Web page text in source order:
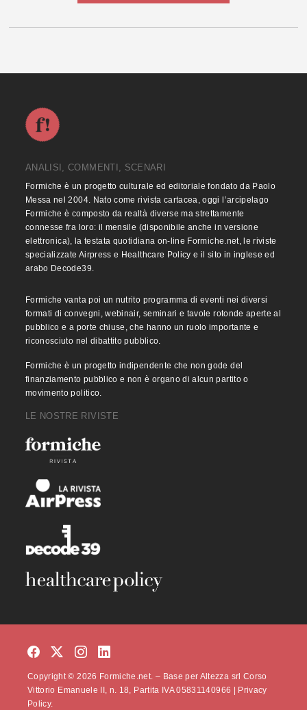
ANALISI, COMMENTI, SCENARI
Formiche è un progetto culturale ed editoriale fondato da Paolo
Messa nel 2004. Nato come rivista cartacea, oggi l’arcipelago
Formiche è composto da realtà diverse ma strettamente
connesse fra loro: il mensile (disponibile anche in versione
elettronica), la testata quotidiana on-line Formiche.net, le riviste
specializzate Airpress e Healthcare Policy e il sito in inglese ed
arabo Decode39.
Formiche vanta poi un nutrito programma di eventi nei diversi
formati di convegni, webinair, seminari e tavole rotonde aperte al
pubblico e a porte chiuse, che hanno un ruolo importante e
riconosciuto nel dibattito pubblico.
Formiche è un progetto indipendente che non gode del
finanziamento pubblico e non è organo di alcun partito o
movimento politico.
LE NOSTRE RIVISTE
Copyright © 2026 Formiche.net. – Base per Altezza srl Corso
Vittorio Emanuele II, n. 18, Partita IVA 05831140966 | Privacy
Policy.